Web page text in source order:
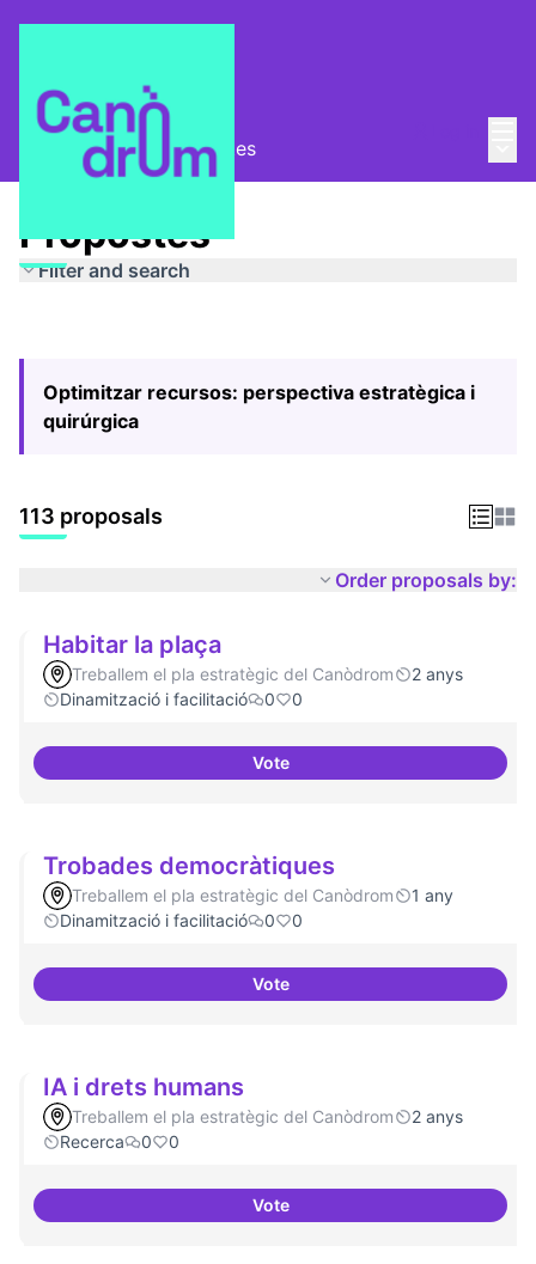
Pla Estratègic Propostes
Propostes
Filter and search
Optimitzar recursos: perspectiva estratègica i
quirúrgica
113 proposals
Order proposals by:
Habitar la plaça
Treballem el pla estratègic del Canòdrom
2 anys
Dinamització i facilitació
0 0
VoteHabitar la plaça
Trobades democràtiques
Treballem el pla estratègic del Canòdrom
1 any
Dinamització i facilitació
0 0
VoteTrobades democràtiques
IA i drets humans
Treballem el pla estratègic del Canòdrom
2 anys
Recerca
0 0
VoteIA i drets humans